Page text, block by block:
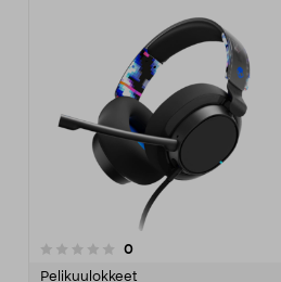
0arvostelut
Pelikuulokkeet
0.0viidestä